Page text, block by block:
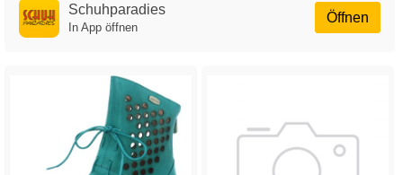
Öffnen
Schuhparadies
In App öffnen